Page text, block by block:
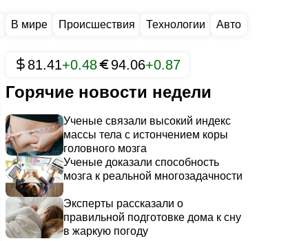
В мире Происшествия Технологии Авто
81.41+0.48 94.06+0.87
Горячие новости недели
Ученые связали высокий индекс
массы тела с истончением коры
головного мозга
Ученые доказали способность
мозга к реальной многозадачности
Эксперты рассказали о
правильной подготовке дома к сну
в жаркую погоду